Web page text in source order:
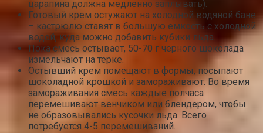
царапина должна медленно заплывать).
Готовый крем остужают на холодной водяной бане
– кастрюлю ставят в большую емкость с холодной
водой, куда можно добавить кубики льда.
Пока смесь остывает, 50-70 г черного шоколада
измельчают на терке.
Остывший крем помещают в формы, посыпают
шоколадной крошкой и замораживают. Во время
замораживания смесь каждые полчаса
перемешивают венчиком или блендером, чтобы
не образовывались кусочки льда. Всего
потребуется 4-5 перемешиваний.